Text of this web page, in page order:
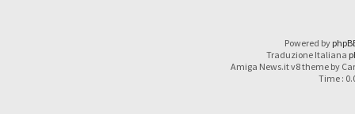
Powered by
Traduzione Italiana
Amiga News.it v8 theme by
Time :